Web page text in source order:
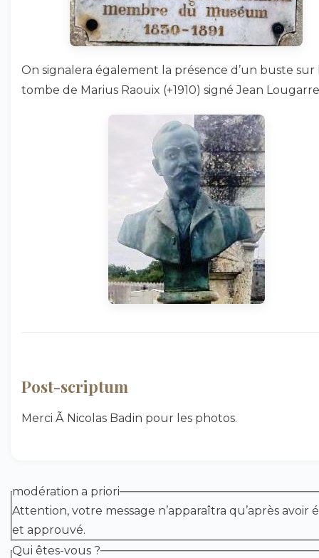
On signalera également la présence d’un buste sur
tombe de Marius Raouix (+1910) signé Jean
Post-scriptum
Merci Ã Nicolas Badin pour les photos.
modération a priori
Attention, votre message n’apparaîtra qu’après avoir
et approuvé.
Qui êtes-vous ?